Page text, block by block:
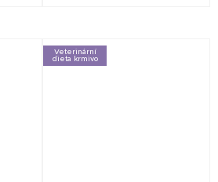
Veterinární
dieta krmivo